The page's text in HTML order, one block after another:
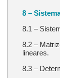
8 –
8.1 –
8.2 –
lineares.
8.3 –